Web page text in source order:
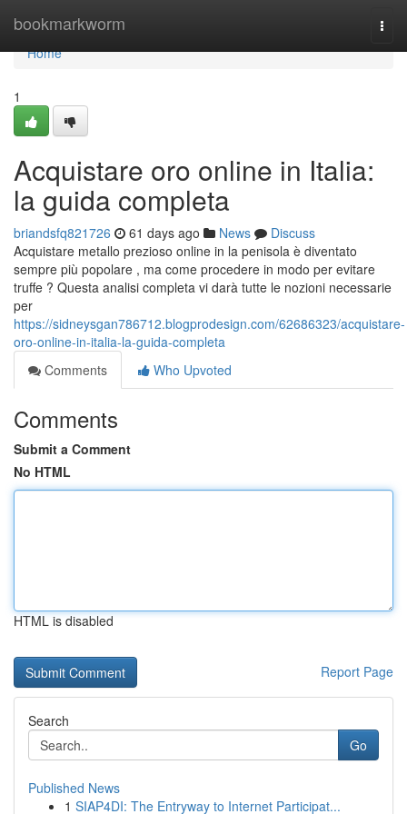
bookmarkworm
Home
Home
1
Acquistare oro online in Italia:
la guida completa
briandsfq821726 61 days ago News
Discuss
Acquistare metallo prezioso online in la penisola è diventato
sempre più popolare , ma come procedere in modo per evitare
truffe ? Questa analisi completa vi darà tutte le nozioni necessarie
per
https://sidneysgan786712.blogprodesign.com/62686323/acquistare-
oro-online-in-italia-la-guida-completa
Comments
Who Upvoted
Comments
Submit a Comment
No HTML
HTML is disabled
Report Page
Search
Go
Published News
1 SIAP4DI: The Entryway to Internet Participat...